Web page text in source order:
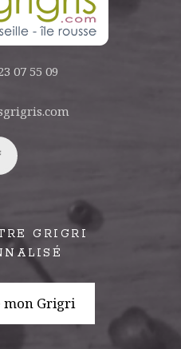
07 55 09
GRIGRI
mon Grigri